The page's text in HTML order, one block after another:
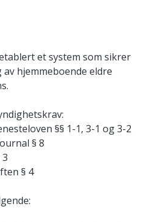
et system som sikrer
hjemmeboende eldre
§§ 1-1, 3-1 og 3-2
§ 8
§ 4